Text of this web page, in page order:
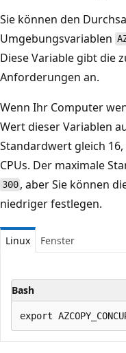
Sie können den
Umgebungsvariablen
Diese Variable gibt die
Anforderungen an.
Wenn Ihr Computer
Wert dieser Variablen
Standardwert gleich
CPUs. Der maximale
300 , aber Sie können
niedriger festlegen.
Linux Fenster
Bash